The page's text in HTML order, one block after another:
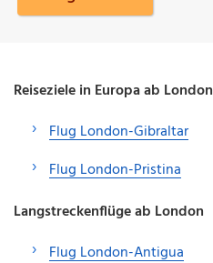
Reiseziele in Europa ab London
Flug London-Gibraltar
Flug London-Pristina
Langstreckenflüge ab London
Flug London-Antigua